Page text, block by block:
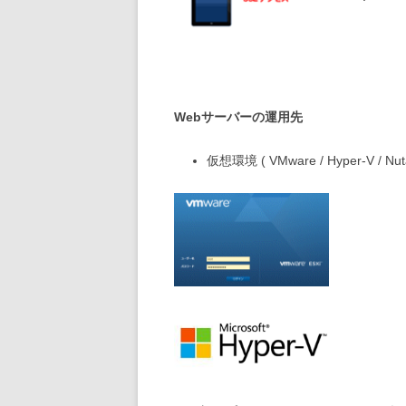
Webサーバーの運用先
仮想環境 ( VMware / Hyper-V /